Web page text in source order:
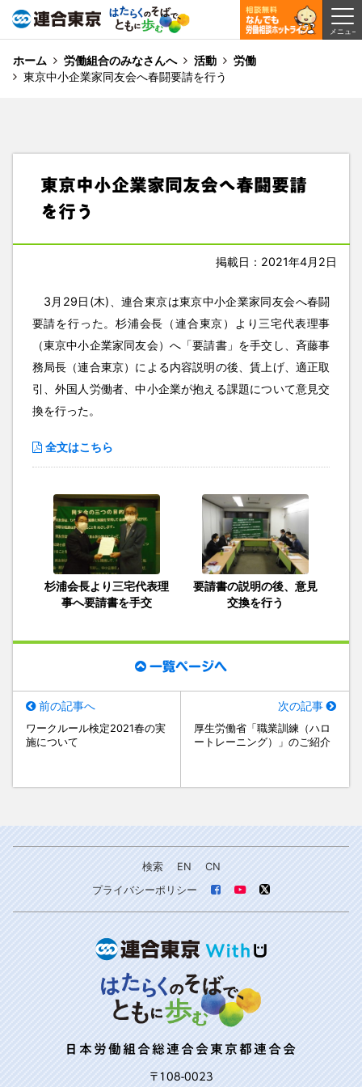
ホーム 労働組合のみなさんへ 活動
労働
東京中小企業家同友会へ春闘要請を行う
東京中小企業家同友会へ春闘要請
を行う
掲載日：2021年4月2日
3月29日(木)、連合東京は東京中小企業家同友会へ春闘
要請を行った。杉浦会長（連合東京）より三宅代表理事
（東京中小企業家同友会）へ「要請書」を手交し、斉藤事
務局長（連合東京）による内容説明の後、賃上げ、適正取
引、外国人労働者、中小企業が抱える課題について意見交
換を行った。
全文はこちら
杉浦会長より三宅代表理
事へ要請書を手交
要請書の説明の後、意見
交換を行う
一覧ページへ
前の記事へ
ワークルール検定2021春の実
施について
次の記事
厚生労働省「職業訓練（ハロ
ートレーニング）」のご紹介
検索 EN
CN
プライバシーポリシー
日本労働組合総連合会東京都連合会
〒108-0023